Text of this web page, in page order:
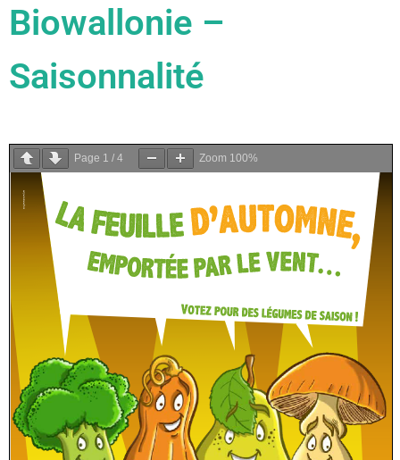
Biowallonie –
Saisonnalité
Page 1 / 4 Zoom 100%